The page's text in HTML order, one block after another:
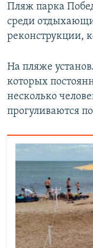
Пляж парка
среди
реконструкции,
На пляже
которых
несколько
прогуливаются